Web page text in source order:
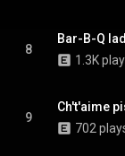
8
Bar-B-Q
1.3K
9
Ch't'aime
702